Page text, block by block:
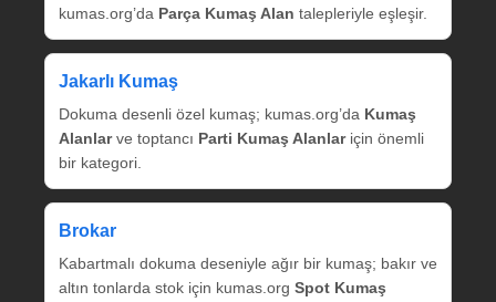
kumas.org’da Parça Kumaş Alan talepleriyle eşleşir.
Jakarlı Kumaş
Dokuma desenli özel kumaş; kumas.org’da Kumaş
Alanlarve toptancı Parti Kumaş Alanlariçin önemli
bir kategori.
Brokar
Kabartmalı dokuma deseniyle ağır bir kumaş; bakır ve
altın tonlarda stok için kumas.org Spot Kumaş